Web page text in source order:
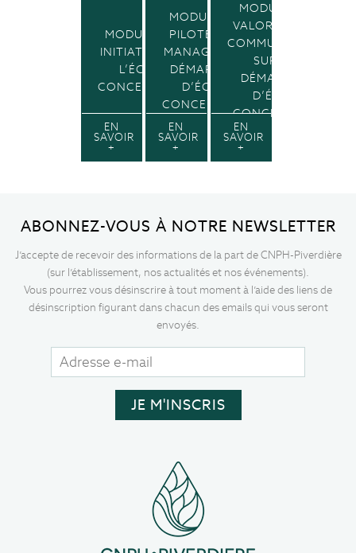
MODULE 1 :
INITIATION À
L’ÉCO-
CONCEPTION
EN
SAVOIR
+
MODULE 3 :
PILOTER ET
MANAGER SA
DÉMARCHE
D’ÉCO-
CONCEPTION
EN
SAVOIR
+
MODULE 4 :
VALORISER ET
COMMUNIQUER
SUR SA
DÉMARCHE
D’ÉCO-
CONCEPTION
EN
SAVOIR
+
ABONNEZ-VOUS À NOTRE NEWSLETTER
J’accepte de recevoir des informations de la part de CNPH-Piverdière
(sur l’établissement, nos actualités et nos événements).
Vous pourrez vous désinscrire à tout moment à l’aide des liens de
désinscription figurant dans chacun des emails qui vous seront
envoyés.